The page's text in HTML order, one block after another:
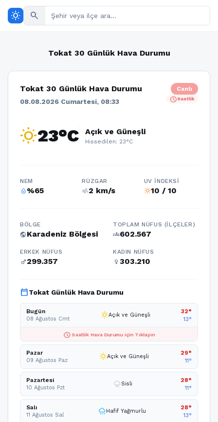
wb_sunny search
Tokat 30 Günlük Hava Durumu
Tokat 30 Günlük Hava Durumu
08.08.2026 Cumartesi, 08:33
Canlı
scheduleSaatlik
wb_sunny23°C Açık ve Güneşli
Hissedilen: 23°C
NEM
humidity_percentage%65
RÜZGAR
air2 km/s
UV İNDEKSI
wb_sunny10 / 10
BÖLGE
publicKaradeniz Bölgesi
TOPLAM NÜFUS (İLÇELER)
groups602.567
ERKEK NÜFUS
male299.357
KADIN NÜFUS
female 303.210
calendar_todayTokat Günlük Hava Durumu
Bugün
08 Ağustos Cmt wb_sunnyAçık ve Güneşli
32°
13°
schedule Saatlik Hava Durumu için Tıklayın
Pazar
09 Ağustos Paz wb_sunnyAçık ve Güneşli
29°
11°
Pazartesi
10 Ağustos Pzt foggy Sisli
28°
11°
Salı
11 Ağustos Sal rainyHafif Yağmurlu
28°
13°